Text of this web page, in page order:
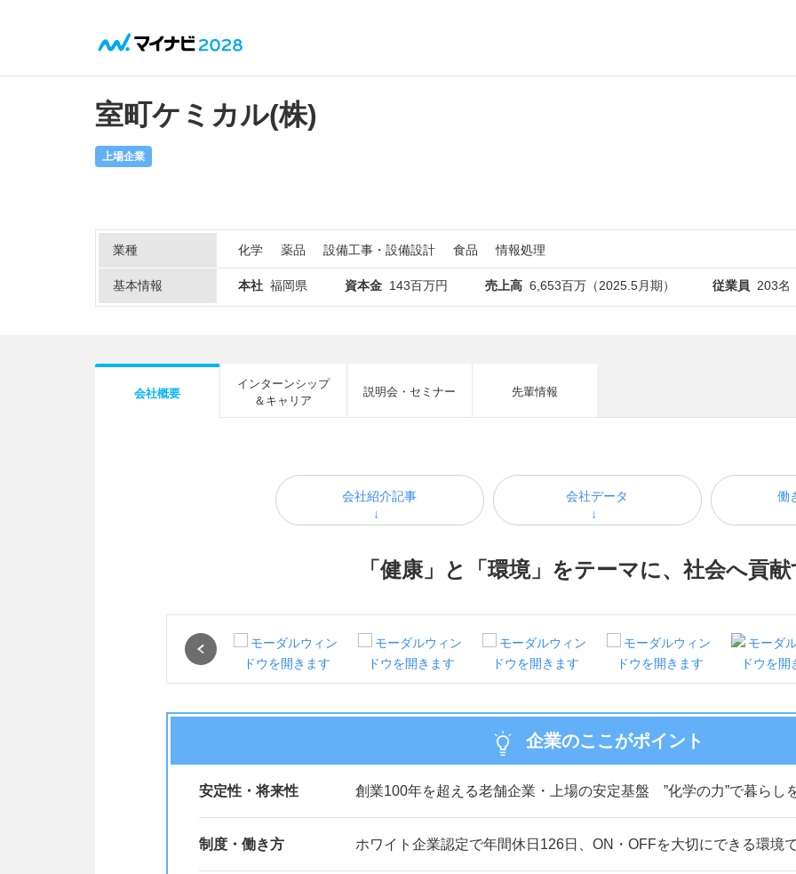
室町ケミカル(株)
上場企業
業種 化学 薬品 設備工事・設備設計 食品 情報処理
基本情報 本社 福岡県 資本金 143百万円 売上高 6,653百万（2025.5月期） 従業員 203名
会社概要
インターンシップ
＆キャリア
説明会・セミナー 先輩情報
会社紹介記事 会社データ 働
「健康」と「環境」をテーマに、社会へ貢
企業のここがポイント
安定性・将来性 創業100年を超える老舗企業・上場の安定基盤 ”化学の力”で暮らし
制度・働き方 ホワイト企業認定で年間休日126日、ON・OFFを大切にできる環境